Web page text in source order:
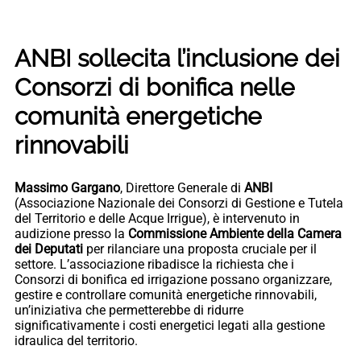
ANBI sollecita l’inclusione dei
Consorzi di bonifica nelle
comunità energetiche
rinnovabili
Massimo Gargano, Direttore Generale di ANBI
(Associazione Nazionale dei Consorzi di Gestione e Tutela
del Territorio e delle Acque Irrigue), è intervenuto in
audizione presso la Commissione Ambiente della Camera
dei Deputati per rilanciare una proposta cruciale per il
settore. L’associazione ribadisce la richiesta che i
Consorzi di bonifica ed irrigazione possano organizzare,
gestire e controllare comunità energetiche rinnovabili,
un’iniziativa che permetterebbe di ridurre
significativamente i costi energetici legati alla gestione
idraulica del territorio.